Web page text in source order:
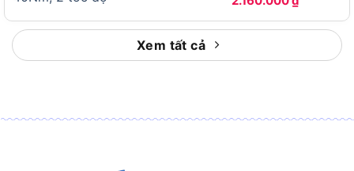
Các thông số hiệu suất cơ học này phản ánh trực
Xem tất cả